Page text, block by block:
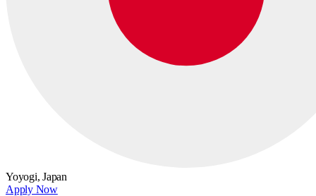
Yoyogi,Japan
Apply Now